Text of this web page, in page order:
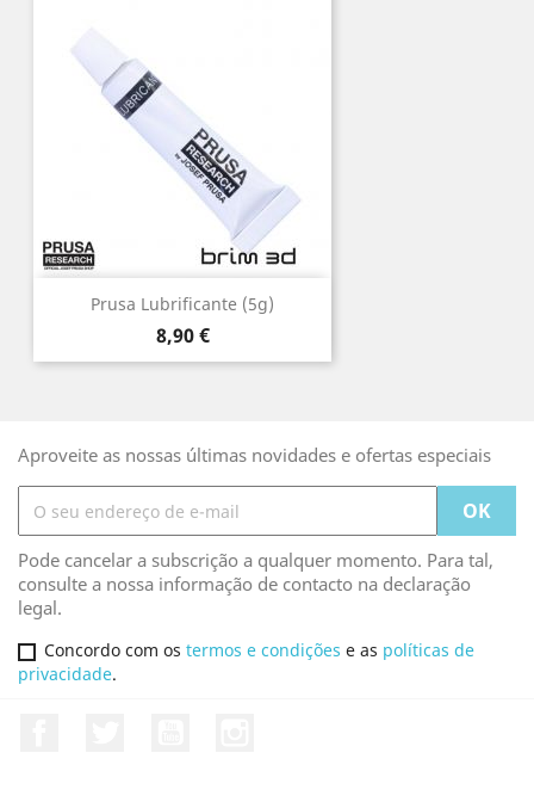
Prusa Lubrificante (5g)
Preço
8,90 €
Aproveite as nossas últimas novidades e ofertas especiais
Pode cancelar a subscrição a qualquer momento. Para tal,
consulte a nossa informação de contacto na declaração
legal.
Concordo com os termos e condições e as políticas de
privacidade.